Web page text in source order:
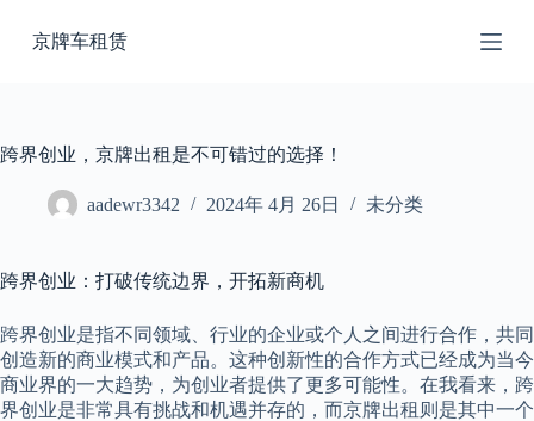
过
京牌车租赁
跨界创业，京牌出租是不可错过的选择！
aadewr3342 2024年 4月 26日 未分类
跨界创业：打破传统边界，开拓新商机
跨界创业是指不同领域、行业的企业或个人之间进行合作，共同
创造新的商业模式和产品。这种创新性的合作方式已经成为当今
商业界的一大趋势，为创业者提供了更多可能性。在我看来，跨
界创业是非常具有挑战和机遇并存的，而京牌出租则是其中一个